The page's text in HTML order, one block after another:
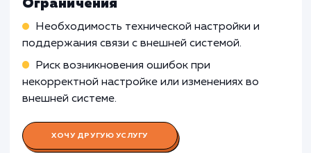
систему может быть менее эффективной, и
ручное внесение данных предпочтительнее.
Узнать почему